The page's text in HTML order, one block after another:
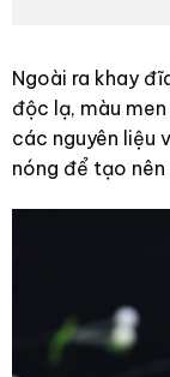
Ngoài ra khay
độc lạ, màu
các nguyên liệu
nóng để tạo